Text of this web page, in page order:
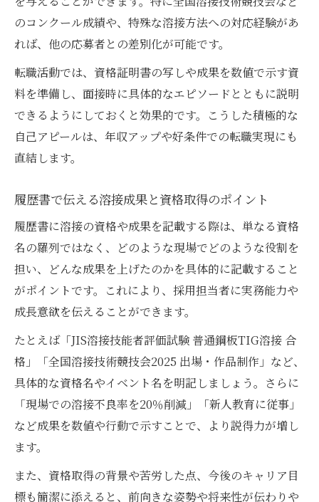
のコンクール成績や、特殊な溶接方法への対応経験があ
れば、他の応募者との差別化が可能です。
転職活動では、資格証明書の写しや成果を数値で示す資
料を準備し、面接時に具体的なエピソードとともに説明
できるようにしておくと効果的です。こうした積極的な
自己アピールは、年収アップや好条件での転職実現にも
直結します。
履歴書で伝える溶接成果と資格取得のポイント
履歴書に溶接の資格や成果を記載する際は、単なる資格
名の羅列ではなく、どのような現場でどのような役割を
担い、どんな成果を上げたのかを具体的に記載すること
がポイントです。これにより、採用担当者に実務能力や
成長意欲を伝えることができます。
たとえば「JIS溶接技能者評価試験 普通鋼板TIG溶接 合
格」「全国溶接技術競技会2025 出場・作品制作」など、
具体的な資格名やイベント名を明記しましょう。さらに
「現場での溶接不良率を20％削減」「新人教育に従事」
など成果を数値や行動で示すことで、より説得力が増し
ます。
また、資格取得の背景や苦労した点、今後のキャリア目
標も簡潔に添えると、前向きな姿勢や将来性が伝わりや